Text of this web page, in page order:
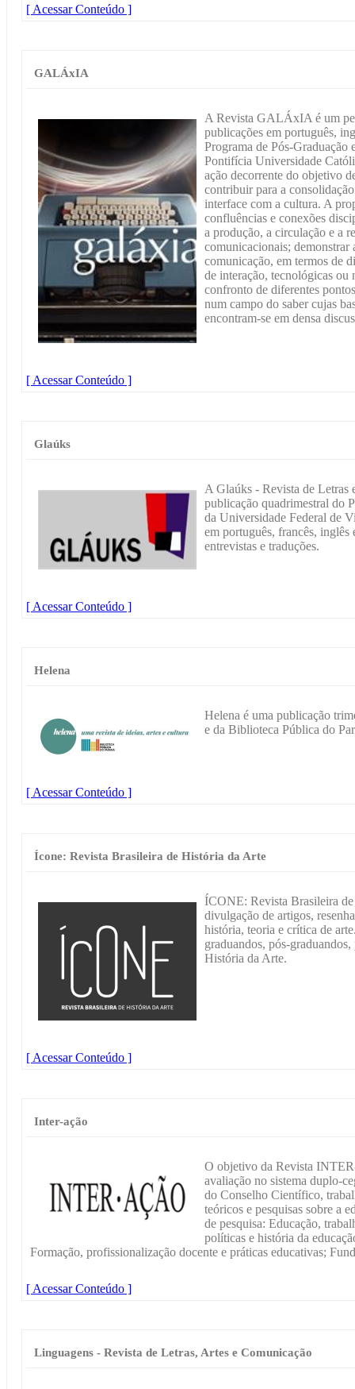
[ Acessar Conteúdo ]
GALÁxIA
A Revista GALÁxIA é um
publicações em português,
Programa de Pós-Graduação
Pontifícia Universidade
ação decorrente do objetivo
contribuir para a
interface com a cultura. A
confluências e conexões
a produção, a circulação e a
comunicacionais; demonstrar
comunicação, em termos de
de interação, tecnológicas
confronto de diferentes
num campo do saber cujas
encontram-se em densa
[ Acessar Conteúdo ]
Glaúks
A Glaúks - Revista de Letras
publicação quadrimestral do
da Universidade Federal de
em português, francês, inglês
entrevistas e traduções.
[ Acessar Conteúdo ]
Helena
Helena é uma publicação
e da Biblioteca Pública do
[ Acessar Conteúdo ]
Ícone: Revista Brasileira de História da Arte
ÍCONE: Revista Brasileira
divulgação de artigos,
história, teoria e crítica de
graduandos, pós-graduandos,
História da Arte.
[ Acessar Conteúdo ]
Inter-ação
O objetivo da Revista
avaliação no sistema duplo-
do Conselho Científico,
teóricos e pesquisas sobre a
de pesquisa: Educação,
políticas e história da
Formação, profissionalização docente e práticas educativas;
[ Acessar Conteúdo ]
Linguagens - Revista de Letras, Artes e Comunicação